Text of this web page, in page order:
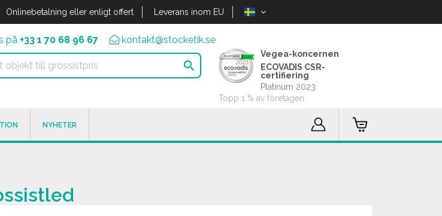
Onlinebetalning eller enligt offert Leverans inom EU
på +33 1 70 68 96 67 kontakt@stocketik.se

Vegea-koncernen
ECOVADIS CSR-
certifiering
Platinum 2023
Topp 1 % av företagen
NYHETER